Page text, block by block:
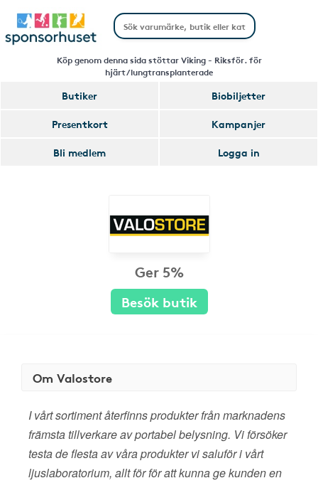
Köp genom denna sida stöttar Viking - Riksför. för
hjärt/lungtransplanterade
Butiker
Biobiljetter
Presentkort
Kampanjer
Bli medlem
Logga in
Ger 5%
Besök butik
Om Valostore
I vårt sortiment återfinns produkter från marknadens
främsta tillverkare av portabel belysning. Vi försöker
testa de flesta av våra produkter vi saluför i vårt
ljuslaboratorium, allt för för att kunna ge kunden en